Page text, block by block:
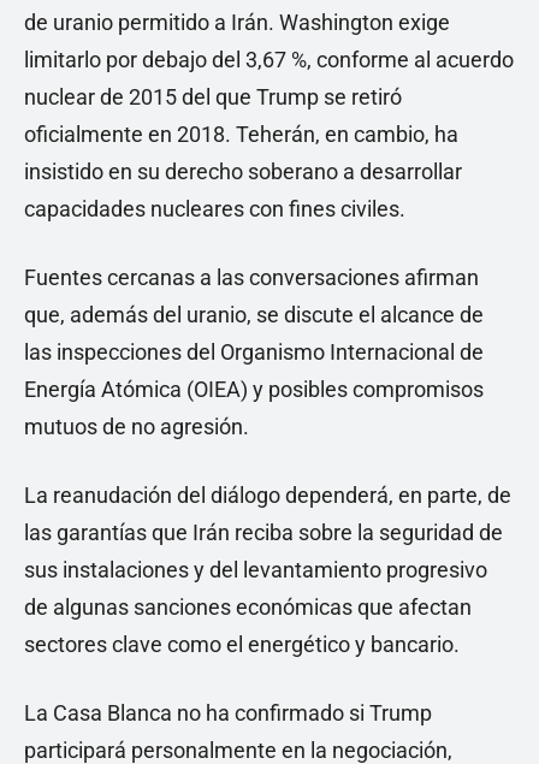
de uranio permitido a Irán. Washington exige
limitarlo por debajo del 3,67 %, conforme al acuerdo
nuclear de 2015 del que Trump se retiró
oficialmente en 2018. Teherán, en cambio, ha
insistido en su derecho soberano a desarrollar
capacidades nucleares con fines civiles.
Fuentes cercanas a las conversaciones afirman
que, además del uranio, se discute el alcance de
las inspecciones del Organismo Internacional de
Energía Atómica (OIEA) y posibles compromisos
mutuos de no agresión.
La reanudación del diálogo dependerá, en parte, de
las garantías que Irán reciba sobre la seguridad de
sus instalaciones y del levantamiento progresivo
de algunas sanciones económicas que afectan
sectores clave como el energético y bancario.
La Casa Blanca no ha confirmado si Trump
participará personalmente en la negociación,